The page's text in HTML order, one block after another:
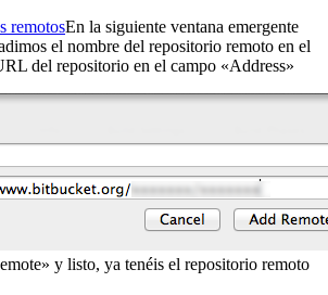
En la siguiente ventana emergente
el nombre del repositorio remoto en el
del repositorio en el campo «Address»
y listo, ya tenéis el repositorio remoto